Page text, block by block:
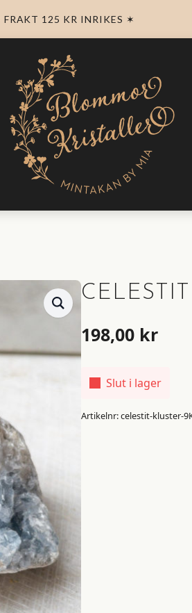
FRAKT 125 KR INRIKES ✶
198,00 kr
Slut i lager
Artikelnr:celestit-kluster-9